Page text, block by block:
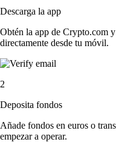
Descarga la app
Obtén la app de Crypto.com
directamente desde tu móvil.
2
Deposita fondos
Añade fondos en euros o
empezar a operar.